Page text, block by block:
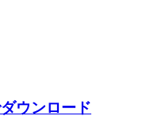
ウンロード